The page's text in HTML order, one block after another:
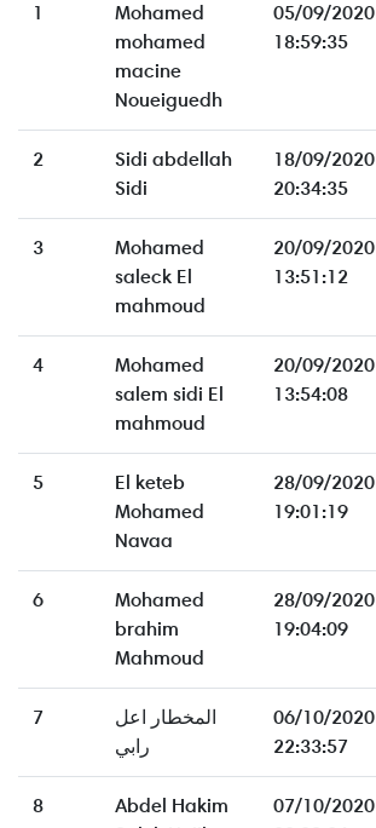
1
Mohamed
mohamed
macine
Noueiguedh
05/09/2020
18:59:35
2
Sidi abdellah
Sidi
18/09/2020
20:34:35
3
Mohamed
saleck El
mahmoud
20/09/2020
13:51:12
4
Mohamed
salem sidi El
mahmoud
20/09/2020
13:54:08
5
El keteb
Mohamed
Navaa
28/09/2020
19:01:19
6
Mohamed
brahim
Mahmoud
28/09/2020
19:04:09
7
المخطار اعل
رابي
06/10/2020
22:33:57
8
Abdel Hakim
07/10/2020